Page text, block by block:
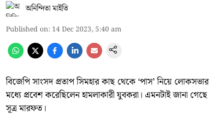
অনিন্দিতা মাইতি
Published on: 14 Dec 2023, 5:40 am
বিজেপি সাংসদ প্রতাপ সিমহার কাছ থেকে ‘পাস’ নিয়ে লোকসভার
মধ্যে প্রবেশ করেছিলেন হামলাকারী যুবকরা। এমনটাই জানা গেছে
সূত্র মারফত।